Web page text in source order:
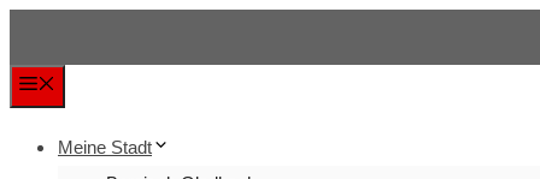
springen
Meine Stadt